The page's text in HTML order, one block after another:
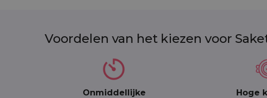
verschillende toepassingen. Dankzij de mogelijkheid
Voordelen van het kiezen voor
Onmiddellijke
Hoge